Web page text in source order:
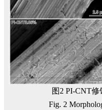
图2 PI-CNT
Fig. 2